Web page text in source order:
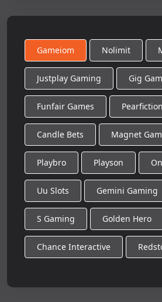
Gameiom Nolimit
Justplay Gaming Gig
Funfair Games Pearfiction
Candle Bets Magnet
Playbro Playson
Uu Slots Gemini Gaming
S Gaming Golden Hero
Chance Interactive